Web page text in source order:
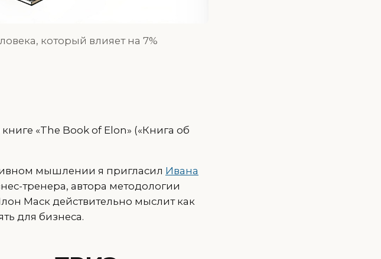
который влияет на 7%
«The Book of Elon» («Книга об
мышлении я пригласил Ивана
тренера, автора методологии
Маск действительно мыслит как
для бизнеса.